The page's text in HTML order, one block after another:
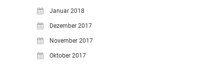
Januar 2018
Dezember 2017
November 2017
Oktober 2017